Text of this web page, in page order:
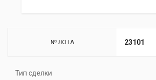
№ ЛОТА 23101
Тип сделки